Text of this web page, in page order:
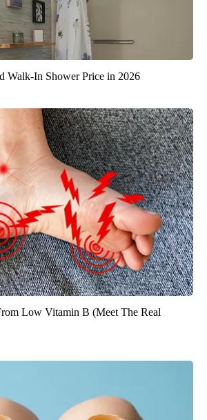
Walk-In Shower Price in 2026
Low Vitamin B (Meet The Real